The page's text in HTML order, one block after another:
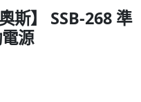
斯】 SSB-268 準
源